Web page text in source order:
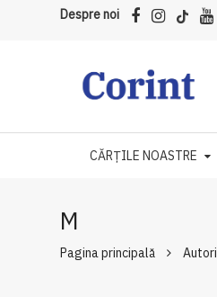
Despre noi
CĂRȚILE NOASTRE
M
Pagina principală Autori